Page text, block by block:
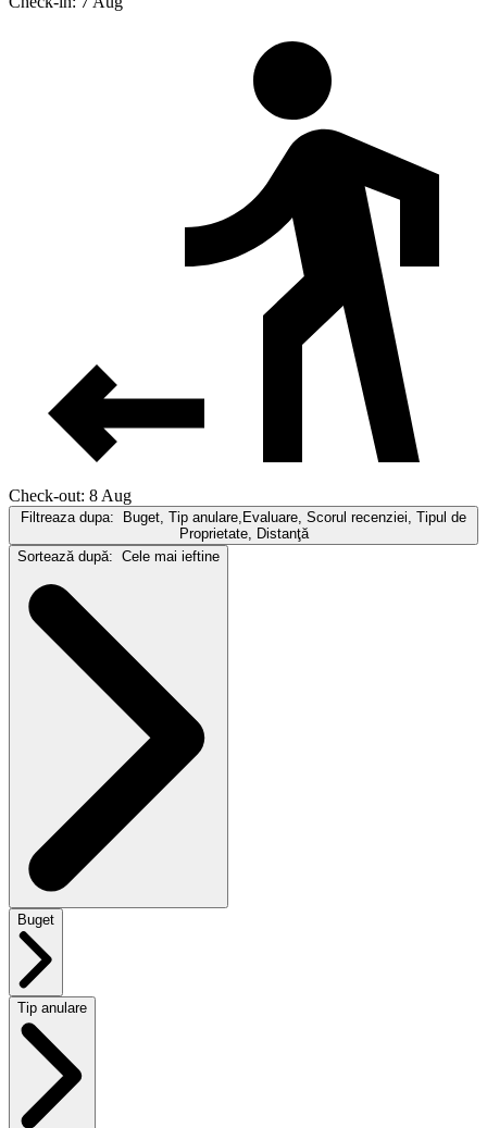
Check-out: 8 Aug
Filtreaza dupa:
Buget, Tip anulare,Evaluare, Scorul recenziei, Tipul de
Proprietate, Distanţă
Sortează după: Cele mai ieftine
Buget
Tip anulare